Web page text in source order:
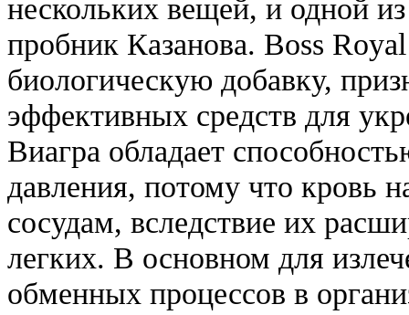
нескольких вещей, и одной
пробник Казанова. Boss
биологическую добавку,
эффективных средств для
Виагра обладает
давления, потому что кровь
сосудам, вследствие их
легких. В основном для
обменных процессов в